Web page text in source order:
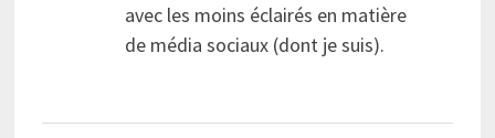
avec les moins éclairés en matière
de média sociaux (dont je suis).